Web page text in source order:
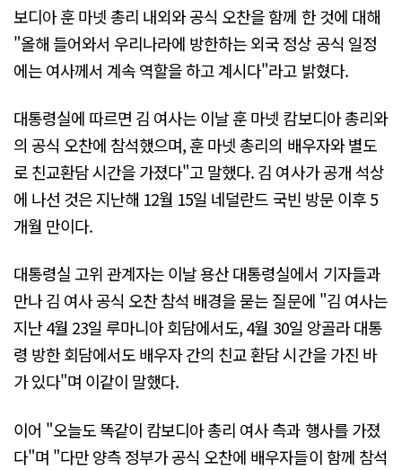
보디아 훈 마넷 총리 내외와 공식 오찬을 함께 한 것에 대해
"올해 들어와서 우리나라에 방한하는 외국 정상 공식 일정
에는 여사께서 계속 역할을 하고 계시다"라고 밝혔다.
대통령실에 따르면 김 여사는 이날 훈 마넷 캄보디아 총리와
의 공식 오찬에 참석했으며, 훈 마넷 총리의 배우자와 별도
로 친교환담 시간을 가졌다"고 말했다. 김 여사가 공개 석상
에 나선 것은 지난해 12월 15일 네덜란드 국빈 방문 이후 5
개월 만이다.
대통령실 고위 관계자는 이날 용산 대통령실에서 기자들과
만나 김 여사 공식 오찬 참석 배경을 묻는 질문에 "김 여사는
지난 4월 23일 루마니아 회담에서도, 4월 30일 앙골라 대통
령 방한 회담에서도 배우자 간의 친교 환담 시간을 가진 바
가 있다"며 이같이 말했다.
이어 "오늘도 똑같이 캄보디아 총리 여사 측과 행사를 가졌
다"며 "다만 양측 정부가 공식 오찬에 배우자들이 함께 참석